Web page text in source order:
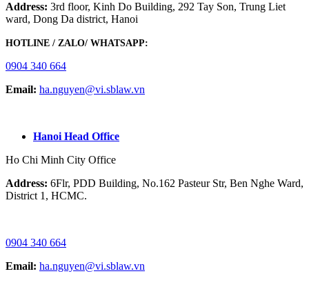
Address: 3rd floor, Kinh Do Building, 292 Tay Son, Trung Liet
ward, Dong Da district, Hanoi
HOTLINE / ZALO/ WHATSAPP:
0904 340 664
Email: ha.nguyen@vi.sblaw.vn
Hanoi Head Office
Ho Chi Minh City Office
Address: 6Flr, PDD Building, No.162 Pasteur Str, Ben Nghe Ward,
District 1, HCMC.
0904 340 664
Email: ha.nguyen@vi.sblaw.vn